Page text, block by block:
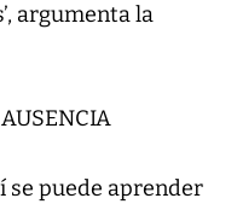
argumenta la
se puede aprender